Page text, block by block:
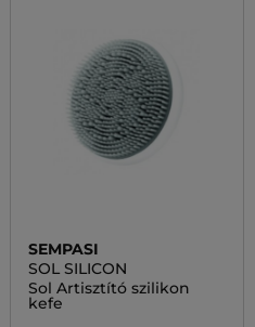
SEMPASI
SOL SILICON
Sol Artisztító szilikon
kefe